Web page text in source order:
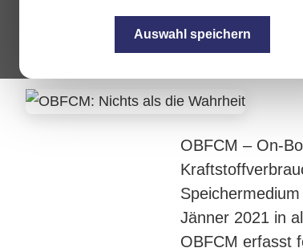
Auswahl speichern
jenen 240.000
zugelassen
Produkte
OBFCM – On-
Jänner 2021 in
OBFCM erfasst